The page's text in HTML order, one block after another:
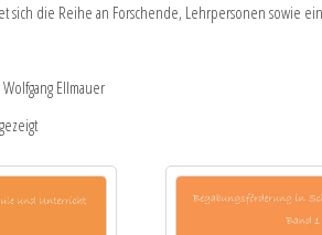
sich die Reihe an Forschende, Lehrpersonen sowie
Ellmauer